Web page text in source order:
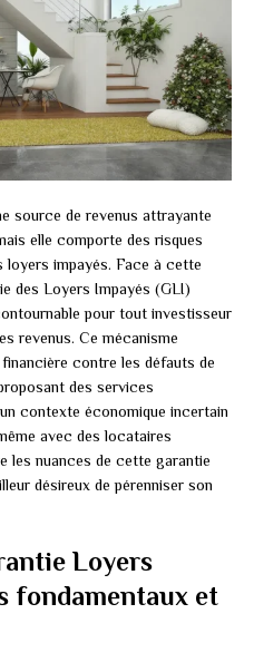
source de revenus attrayante
elle comporte des risques
impayés. Face à cette
des Loyers Impayés (GLI)
pour tout investisseur
revenus. Ce mécanisme
contre les défauts de
des services
contexte économique incertain
avec des locataires
les nuances de cette garantie
désireux de pérenniser son
Loyers
fondamentaux et